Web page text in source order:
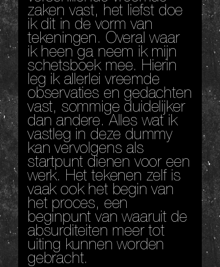
zaken vast, het liefst doe
ik dit in de vorm van
tekeningen. Overal waar
ik heen ga neem ik mijn
schetsboek mee. Hierin
leg ik allerlei vreemde
observaties en gedachten
vast, sommige duidelijker
dan andere. Alles wat ik
vastleg in deze dummy
kan vervolgens als
startpunt dienen voor een
werk. Het tekenen zelf is
vaak ook het begin van
het proces, een
beginpunt van waaruit de
absurditeiten meer tot
uiting kunnen worden
gebracht.